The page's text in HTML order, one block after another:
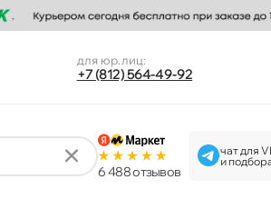
для юр.лиц:
+7 (812) 564-49-92
6 488 отзыво
чат для
и